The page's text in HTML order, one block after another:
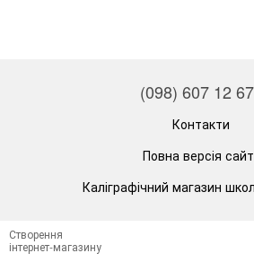
(098) 607 12 67
Контакти
Повна версія
Каліграфічний магазин
Створення
інтернет-магазину